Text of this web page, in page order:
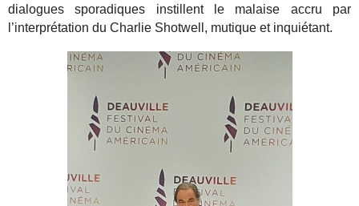
dialogues sporadiques instillent le malaise accru par
l’interprétation du Charlie Shotwell, mutique et inquiétant.